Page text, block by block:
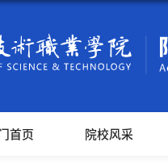
首页 院校风采